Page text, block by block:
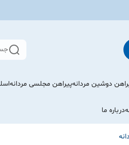
دوشین مردانهپیراهن مجلسی مردانه
درباره ما